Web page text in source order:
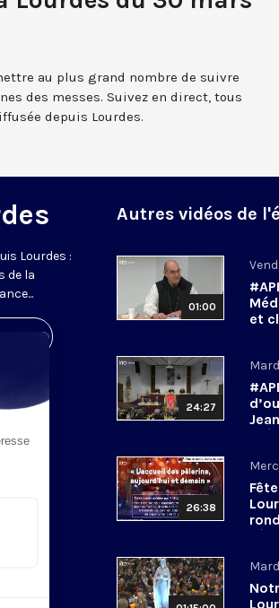
au plus grand nombre de suivre
des messes. Suivez en direct, tous
depuis Lourdes.
Lourdes :
de la
Autres vidéos de
01:00
et
24:27
26:38